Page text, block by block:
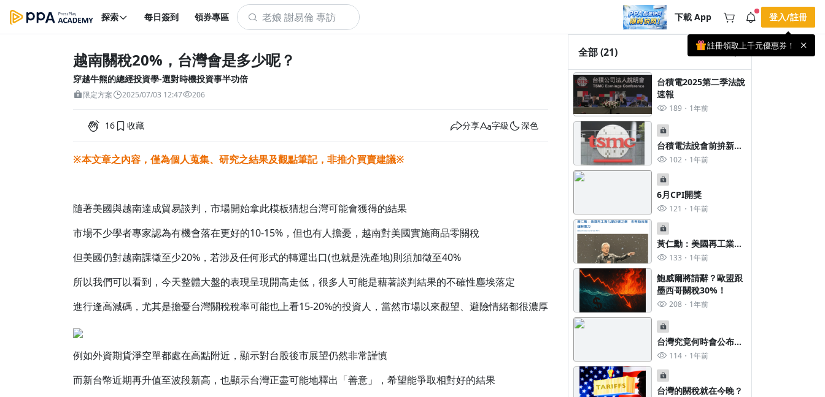
探索 每日簽到 領券專區 下載 App
下載 APP 領取獎勵，隨時吸收新知識
手機掃描下載
🌞 PPA 避暑津貼．冷氣房升級｜
期間快閃活動
🥵 酷暑限時快閃｜單筆滿 NT$2,500 現
折 NT$300、再贈最高 2% 點數回饋！
🚀 酷暑來襲．偷偷在冷氣房升級 📈
⭐️ 【冷氣房進修 限時開跑】◾單筆滿
NT$2,500 現折 NT$300◾活動期間：即
日起 - 8/13（只有一週）-📣 酷暑季好康
\ 再加碼 /→ 點數回饋無上限🔥購買任一
課程 or 訂閱✅ 消費即享回饋 1% 點數
✅ 滿 $5,000 回饋 2% 點數🎁 此為 PPA
官方帳號 Line@ 專屬活動，加入好友👉
享有「渠道專屬活動」及「個人化推
3 天前
查看全部
登入/註冊
註冊領取上千元優惠券！
越南關稅20%，台灣會是多少呢？
穿越牛熊的總經投資學-選對時機投資事半功倍
限定方案 2025/07/03 12:47 206
16 收藏 分享 字級 深色
※本文章之內容，僅為個人蒐集、研究之結果及觀點筆記，非推介買賣建議※
隨著美國與越南達成貿易談判，市場開始拿此模板猜想台灣可能會獲得的結果
市場不少學者專家認為有機會落在更好的10-15%，但也有人擔憂，越南對美國實施商品零關稅
但美國仍對越南課徵至少20%，若涉及任何形式的轉運出口(也就是洗產地)則須加徵至40%
所以我們可以看到，今天整體大盤的表現呈現開高走低，很多人可能是藉著談判結果的不確性塵埃落定
進行逢高減碼，尤其是擔憂台灣關稅稅率可能也上看15-20%的投資人，當然市場以來觀望、避險情緒都很濃厚
例如外資期貨淨空單都處在高點附近，顯示對台股後市展望仍然非常謹慎
而新台幣近期再升值至波段新高，也顯示台灣正盡可能地釋出「善意」，希望能爭取相對好的結果
全部(21)
台積電2025第二季法說
速報
189 1年前
台積電法說會前拚新
高？102 1年前
6月CPI開獎
121 1年前
黃仁勳：美國再工業化
是正確之舉
133 1年前
鮑威爾將請辭？歐盟跟
墨西哥關稅30%！
208 1年前
台灣究竟何時會公布關
稅呢？
114 1年前
台灣的關稅就在今晚？